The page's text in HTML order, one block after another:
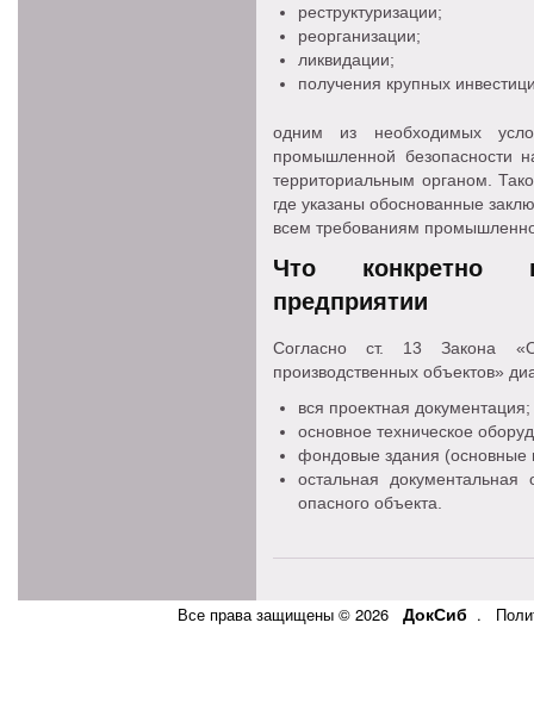
реструктуризации;
реорганизации;
ликвидации;
получения крупных
одним из необходимых
промышленной безопасности
территориальным органом.
где указаны обоснованные
всем требованиям
Что конкретно
предприятии
Согласно ст. 13 Закона
производственных объектов»
вся проектная документация;
основное техническое
фондовые здания (основные
остальная документальная
опасного объекта.
Все права защищены © 2026 ДокСиб .